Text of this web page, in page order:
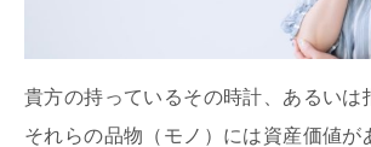
貴方の持っているその時計、あるいは
それらの品物（モノ）には資産価値が